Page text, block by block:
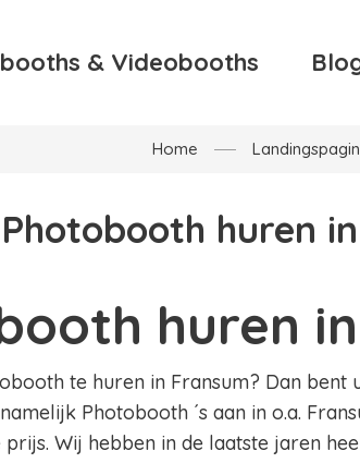
& Videobooths
Home
Photobooth huren
huren
te huren in Fransum? Dan bent
Photobooth ´s aan in o.a.
Wij hebben in de laatste jaren